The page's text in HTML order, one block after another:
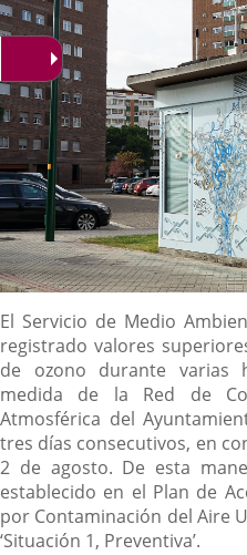
Descripción
El Servicio de Medio
registrado valores
de ozono durante varias
medida de la Red de
Atmosférica del
tres días consecutivos, en
2 de agosto. De esta
establecido en el Plan de
por Contaminación del Aire
‘Situación 1, Preventiva’.